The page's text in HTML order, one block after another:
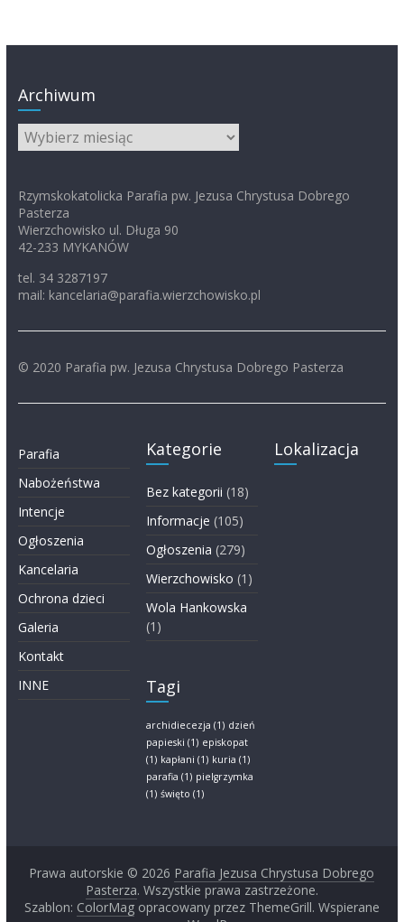
Archiwum
Archiwum
Rzymskokatolicka Parafia pw. Jezusa Chrystusa Dobrego
Pasterza
Wierzchowisko ul. Długa 90
42-233 MYKANÓW
tel. 34 3287197
mail: kancelaria@parafia.wierzchowisko.pl
© 2020 Parafia pw. Jezusa Chrystusa Dobrego Pasterza
Parafia
Nabożeństwa
Intencje
Ogłoszenia
Kancelaria
Ochrona dzieci
Galeria
Kontakt
INNE
Kategorie
Bez kategorii (18)
Informacje (105)
Ogłoszenia (279)
Wierzchowisko (1)
Wola Hankowska
(1)
Tagi
archidiecezja (1) dzień
papieski (1) episkopat
(1) kapłani (1) kuria (1)
parafia (1) pielgrzymka
(1) święto (1)
Lokalizacja
Prawa autorskie © 2026 Parafia Jezusa Chrystusa Dobrego
Pasterza. Wszystkie prawa zastrzeżone.
Szablon: ColorMagopracowany przez ThemeGrill. Wspierane